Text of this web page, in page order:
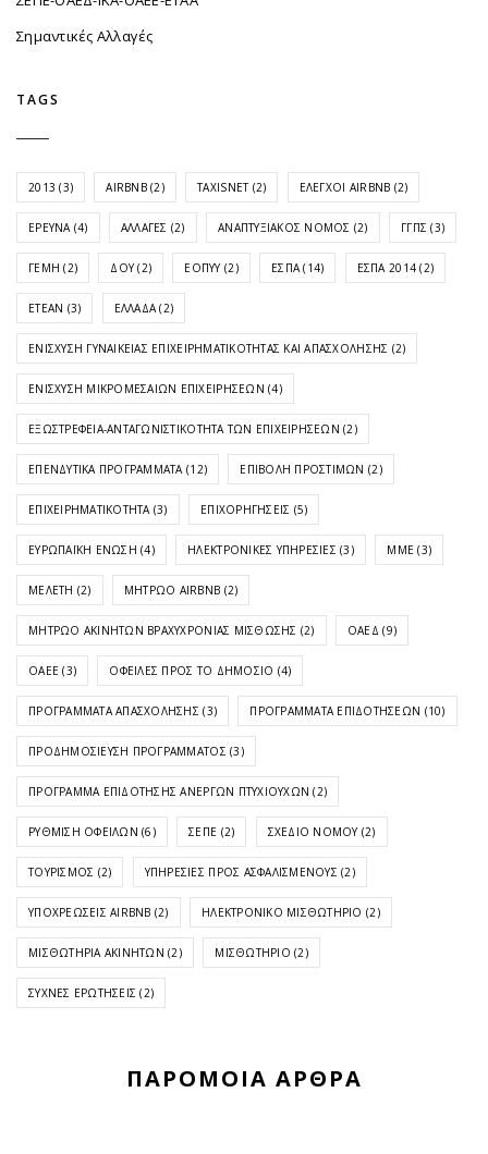
Σημαντικές Αλλαγές
TAGS
2013 (3) AIRBNB(2) TAXISNET(2) ΈΛΕΓΧΟΙ AIRBNB (2)
ΈΡΕΥΝΑ (4) ΑΛΛΑΓΈΣ (2) ΑΝΑΠΤΥΞΙΑΚΌΣ ΝΌΜΟΣ (2) ΓΓΠΣ (3)
ΓΕΜΗ (2) ΔΟΥ (2) ΕΟΠΥΥ (2) ΕΣΠΑ (14) ΕΣΠΑ 2014 (2)
ΕΤΕΑΝ (3) ΕΛΛΆΔΑ (2)
ΕΝΊΣΧΥΣΗ ΓΥΝΑΙΚΕΊΑΣ ΕΠΙΧΕΙΡΗΜΑΤΙΚΌΤΗΤΑΣ ΚΑΙ ΑΠΑΣΧΌΛΗΣΗΣ (2)
ΕΝΊΣΧΥΣΗ ΜΙΚΡΟΜΕΣΑΊΩΝ ΕΠΙΧΕΙΡΉΣΕΩΝ (4)
ΕΞΩΣΤΡΈΦΕΙΑ-ΑΝΤΑΓΩΝΙΣΤΙΚΌΤΗΤΑ ΤΩΝ ΕΠΙΧΕΙΡΉΣΕΩΝ (2)
ΕΠΕΝΔΥΤΙΚΆ ΠΡΟΓΡΆΜΜΑΤΑ (12) ΕΠΙΒΟΛΉ ΠΡΟΣΤΊΜΩΝ (2)
ΕΠΙΧΕΙΡΗΜΑΤΙΚΌΤΗΤΑ (3) ΕΠΙΧΟΡΗΓΉΣΕΙΣ (5)
ΕΥΡΩΠΑΪΚΉ ΈΝΩΣΗ (4) ΗΛΕΚΤΡΟΝΙΚΈΣ ΥΠΗΡΕΣΊΕΣ (3) ΜΜΕ (3)
ΜΕΛΈΤΗ (2) ΜΗΤΡΏΟ AIRBNB (2)
ΜΗΤΡΏΟ ΑΚΙΝΉΤΩΝ ΒΡΑΧΥΧΡΌΝΙΑΣ ΜΊΣΘΩΣΗΣ (2) ΟΑΕΔ (9)
ΟΑΕΕ (3) ΟΦΕΙΛΈΣ ΠΡΟΣ ΤΟ ΔΗΜΌΣΙΟ (4)
ΠΡΟΓΡΆΜΜΑΤΑ ΑΠΑΣΧΌΛΗΣΗΣ (3) ΠΡΟΓΡΆΜΜΑΤΑ ΕΠΙΔΟΤΉΣΕΩΝ (10)
ΠΡΟΔΗΜΟΣΊΕΥΣΗ ΠΡΟΓΡΆΜΜΑΤΟΣ (3)
ΠΡΌΓΡΑΜΜΑ ΕΠΙΔΌΤΗΣΗΣ ΑΝΈΡΓΩΝ ΠΤΥΧΙΟΎΧΩΝ (2)
ΡΎΘΜΙΣΗ ΟΦΕΙΛΏΝ (6) ΣΕΠΕ (2) ΣΧΈΔΙΟ ΝΌΜΟΥ (2)
ΤΟΥΡΙΣΜΌΣ (2) ΥΠΗΡΕΣΊΕΣ ΠΡΟΣ ΑΣΦΑΛΙΣΜΈΝΟΥΣ (2)
ΥΠΟΧΡΕΏΣΕΙΣ AIRBNB (2) ΗΛΕΚΤΡΟΝΙΚΌ ΜΙΣΘΩΤΉΡΙΟ (2)
ΜΙΣΘΩΤΉΡΙΑ ΑΚΙΝΉΤΩΝ (2) ΜΙΣΘΩΤΉΡΙΟ (2)
ΣΥΧΝΈΣ ΕΡΩΤΉΣΕΙΣ (2)
ΠΑΡΌΜΟΙΑ ΆΡΘΡΑ